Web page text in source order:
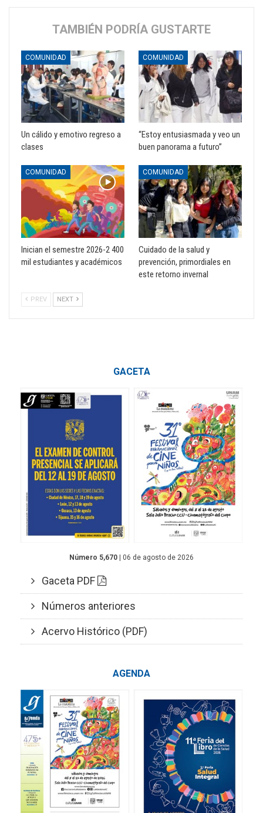
TAMBIÉN PODRÍA GUSTARTE
COMUNIDAD
Un cálido y emotivo regreso a
clases
COMUNIDAD
“Estoy entusiasmada y veo un
buen panorama a futuro”
COMUNIDAD
Inician el semestre 2026-2 400
mil estudiantes y académicos
COMUNIDAD
Cuidado de la salud y
prevención, primordiales en
este retorno invernal
PREV NEXT
GACETA
Número 5,670 | 06 de agosto de 2026
Gaceta PDF
Números anteriores
Acervo Histórico (PDF)
AGENDA